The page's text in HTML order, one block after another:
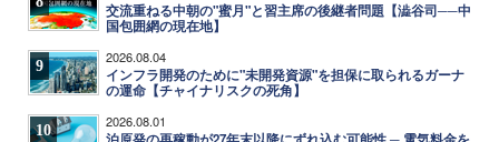
交流重ねる中朝の"蜜月"と習主席の後継者問題【澁谷司──中
国包囲網の現在地】
9 2026.08.04
インフラ開発のために"未開発資源"を担保に取られるガーナ
の運命【チャイナリスクの死角】
10 2026.08.01